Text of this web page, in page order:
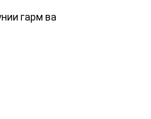
гарм ва